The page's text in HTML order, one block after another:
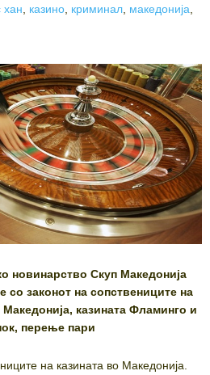
хан казино криминал македонија
новинарство Скуп Македонија
со законот на сопствениците на
казината Фламинго и
перење пари
на казината во Македонија.